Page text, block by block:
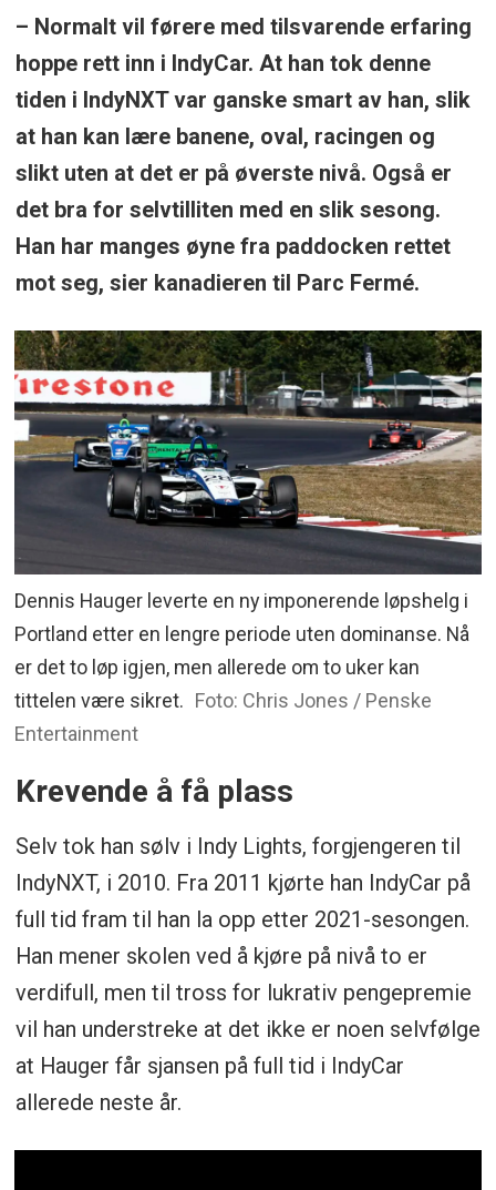
– Normalt vil førere med tilsvarende erfaring
hoppe rett inn i IndyCar. At han tok denne
tiden i IndyNXT var ganske smart av han, slik
at han kan lære banene, oval, racingen og
slikt uten at det er på øverste nivå. Også er
det bra for selvtilliten med en slik sesong.
Han har manges øyne fra paddocken rettet
mot seg, sier kanadieren til Parc Fermé.
Dennis Hauger leverte en ny imponerende løpshelg i
Portland etter en lengre periode uten dominanse. Nå
er det to løp igjen, men allerede om to uker kan
tittelen være sikret. Foto: Chris Jones / Penske
Entertainment
Krevende å få plass
Selv tok han sølv i Indy Lights, forgjengeren til
IndyNXT, i 2010. Fra 2011 kjørte han IndyCar på
full tid fram til han la opp etter 2021-sesongen.
Han mener skolen ved å kjøre på nivå to er
verdifull, men til tross for lukrativ pengepremie
vil han understreke at det ikke er noen selvfølge
at Hauger får sjansen på full tid i IndyCar
allerede neste år.